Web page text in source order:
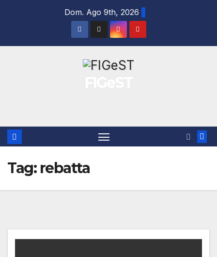
Dom. Ago 9th, 2026
Tag: rebatta